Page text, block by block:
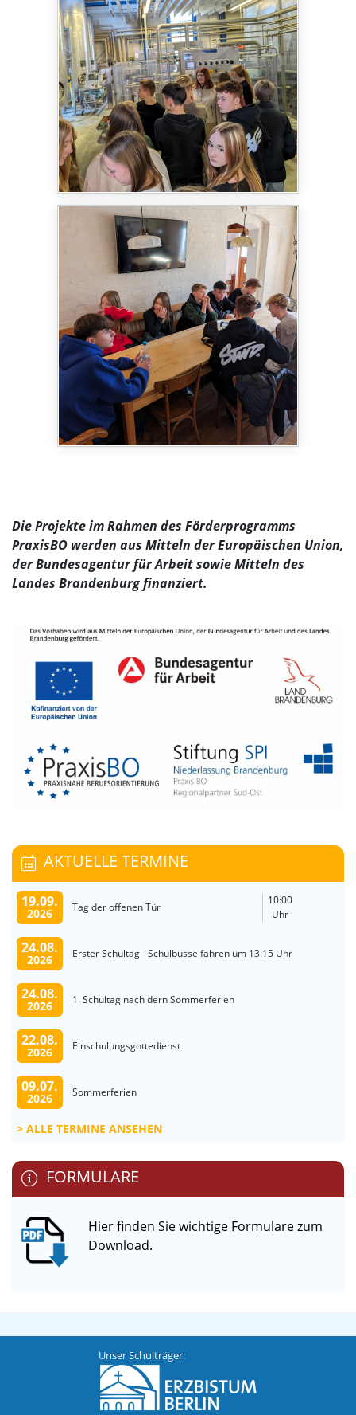
Die Projekte im Rahmen des Förderprogramms
PraxisBO werden aus Mitteln der Europäischen Union,
der Bundesagentur für Arbeit sowie Mitteln des
Landes Brandenburg finanziert.
AKTUELLE TERMINE
19.09.
2026 Tag der offenen Tür
10:00
Uhr
24.08.
2026 Erster Schultag - Schulbusse fahren um 13:15 Uhr
24.08.
2026 1. Schultag nach dern Sommerferien
22.08.
2026 Einschulungsgottedienst
09.07.
2026 Sommerferien
ALLE TERMINE ANSEHEN
FORMULARE
Hier finden Sie wichtige Formulare zum
Download.
Unser Schulträger: